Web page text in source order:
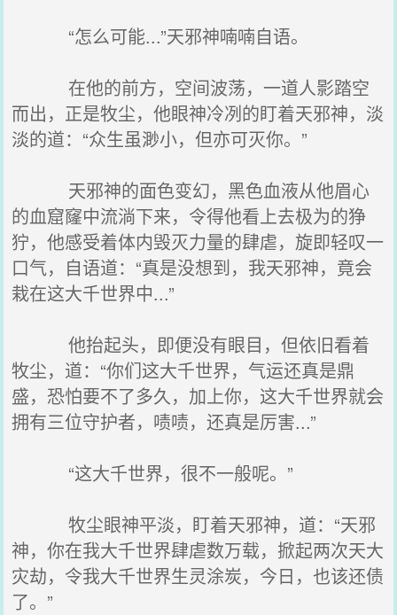
“怎么可能...”天邪神喃喃自语。
在他的前方，空间波荡，一道人影踏空
而出，正是牧尘，他眼神冷冽的盯着天邪神，淡
淡的道：“众生虽渺小，但亦可灭你。”
天邪神的面色变幻，黑色血液从他眉心
的血窟窿中流淌下来，令得他看上去极为的狰
狞，他感受着体内毁灭力量的肆虐，旋即轻叹一
口气，自语道：“真是没想到，我天邪神，竟会
栽在这大千世界中...”
他抬起头，即便没有眼目，但依旧看着
牧尘，道：“你们这大千世界，气运还真是鼎
盛，恐怕要不了多久，加上你，这大千世界就会
拥有三位守护者，啧啧，还真是厉害...”
“这大千世界，很不一般呢。”
牧尘眼神平淡，盯着天邪神，道：“天邪
神，你在我大千世界肆虐数万载，掀起两次天大
灾劫，令我大千世界生灵涂炭，今日，也该还债
了。”